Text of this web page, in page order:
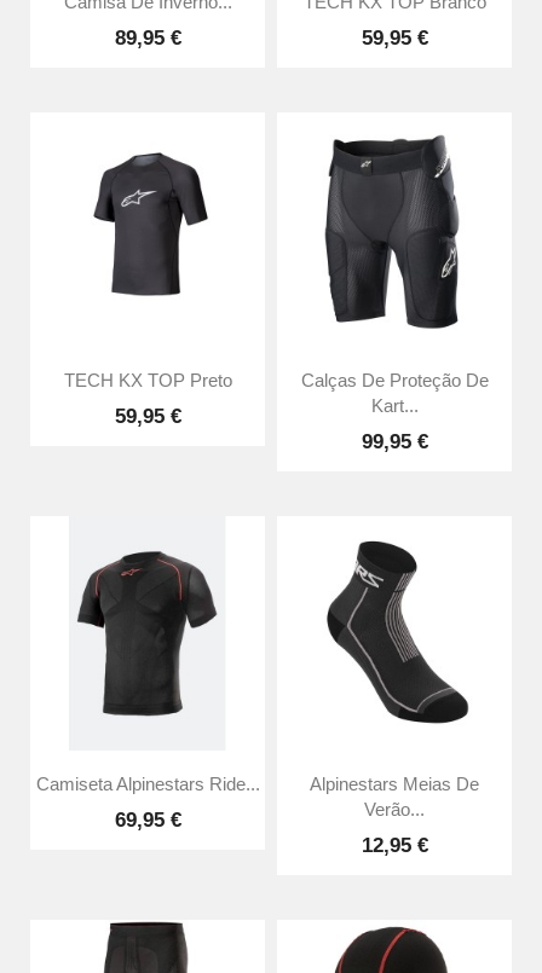
89,95 € 59,95 €
TECH KX TOP Preto
59,95 €
Calças De Proteção De
Kart...
99,95 €
Camiseta Alpinestars Ride...
69,95 €
Alpinestars Meias De
Verão...
12,95 €